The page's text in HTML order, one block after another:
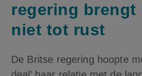
regering brengt
niet tot rust
De Britse regering hoopte